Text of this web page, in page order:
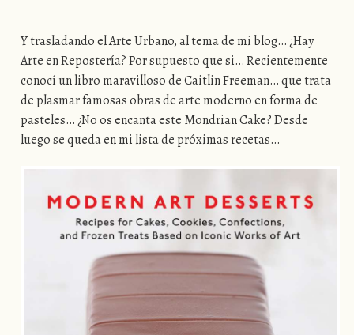
Y trasladando el Arte Urbano, al tema de mi blog… ¿Hay
Arte en Repostería? Por supuesto que si… Recientemente
conocí un libro maravilloso de Caitlin Freeman… que trata
de plasmar famosas obras de arte moderno en forma de
pasteles… ¿No os encanta este Mondrian Cake? Desde
luego se queda en mi lista de próximas recetas…